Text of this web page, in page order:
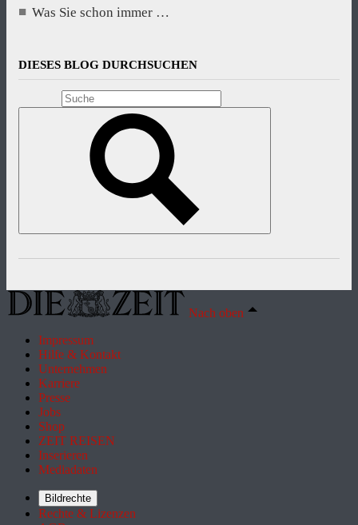
Was Sie schon immer …
DIESES BLOG DURCHSUCHEN
Nach oben
Impressum
Hilfe & Kontakt
Unternehmen
Karriere
Presse
Jobs
Shop
ZEIT REISEN
Inserieren
Mediadaten
Bildrechte
Rechte & Lizenzen